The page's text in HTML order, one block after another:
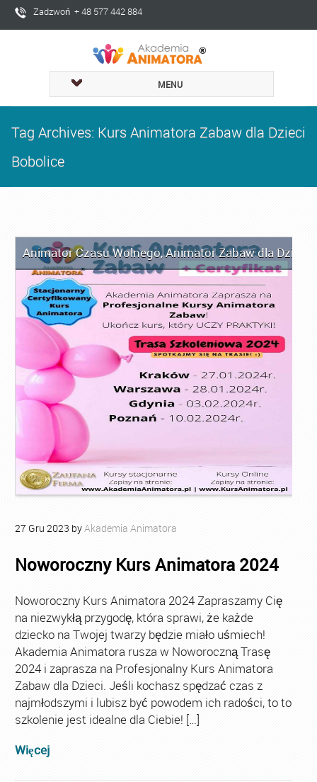
Zadzwoń + 48 577 442 884
MENU
Tag Archives: Kurs Animatora Zabaw dla Dzieci
Bobolice
Animator Czasu Wolnego,Animator Zabaw dla Dzieci
27 Gru 2023 byAkademia Animatora
Noworoczny Kurs Animatora 2024
Noworoczny Kurs Animatora 2024 Zapraszamy Cię
na niezwykłą przygodę, która sprawi, że każde
dziecko na Twojej twarzy będzie miało uśmiech!
Akademia Animatora rusza w Noworoczną Trasę
2024 i zaprasza na Profesjonalny Kurs Animatora
Zabaw dla Dzieci. Jeśli kochasz spędzać czas z
najmłodszymi i lubisz być powodem ich radości, to to
szkolenie jest idealne dla Ciebie! […]
Więcej